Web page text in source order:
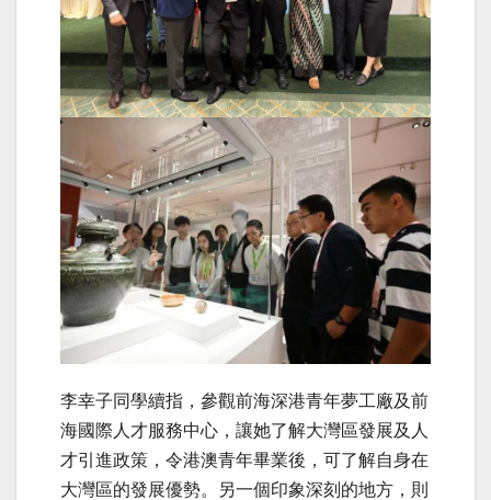
李幸子同學續指，參觀前海深港青年夢工廠及前
海國際人才服務中心，讓她了解大灣區發展及人
才引進政策，令港澳青年畢業後，可了解自身在
大灣區的發展優勢。另一個印象深刻的地方，則